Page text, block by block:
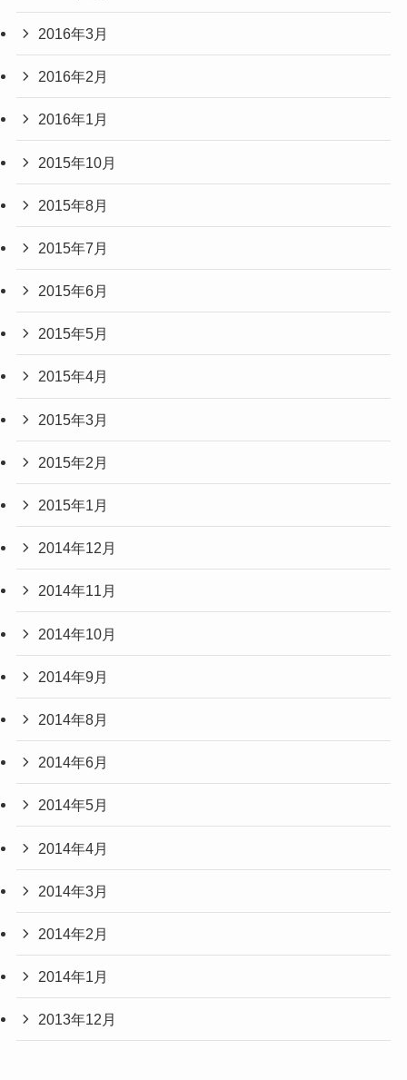
2016年3月
2016年2月
2016年1月
2015年10月
2015年8月
2015年7月
2015年6月
2015年5月
2015年4月
2015年3月
2015年2月
2015年1月
2014年12月
2014年11月
2014年10月
2014年9月
2014年8月
2014年6月
2014年5月
2014年4月
2014年3月
2014年2月
2014年1月
2013年12月